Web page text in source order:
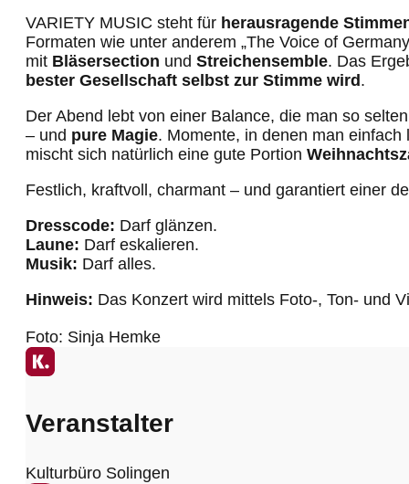
VARIETY MUSIC steht für herausragende
Formaten wie unter anderem „The Voice of
mit Bläsersection und Streichensemble. Das
bester Gesellschaft selbst zur Stimme wird .
Der Abend lebt von einer Balance, die man so
– und pure Magie. Momente, in denen man
mischt sich natürlich eine gute Portion
Festlich, kraftvoll, charmant – und garantiert einer
Dresscode: Darf glänzen.
Laune: Darf eskalieren.
Musik: Darf alles.
Hinweis: Das Konzert wird mittels Foto-, Ton- und
Foto: Sinja Hemke
Veranstalter
Kulturbüro Solingen